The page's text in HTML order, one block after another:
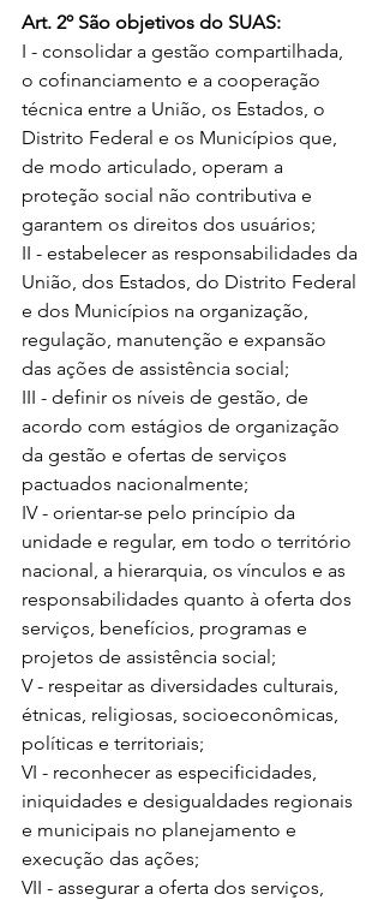
Art. 2º São objetivos do SUAS:
I - consolidar a gestão compartilhada,
o cofinanciamento e a cooperação
técnica entre a União, os Estados, o
Distrito Federal e os Municípios que,
de modo articulado, operam a
proteção social não contributiva e
garantem os direitos dos usuários;
II - estabelecer as responsabilidades da
União, dos Estados, do Distrito Federal
e dos Municípios na organização,
regulação, manutenção e expansão
das ações de assistência social;
III - definir os níveis de gestão, de
acordo com estágios de organização
da gestão e ofertas de serviços
pactuados nacionalmente;
IV - orientar-se pelo princípio da
unidade e regular, em todo o território
nacional, a hierarquia, os vínculos e as
responsabilidades quanto à oferta dos
serviços, benefícios, programas e
projetos de assistência social;
V - respeitar as diversidades culturais,
étnicas, religiosas, socioeconômicas,
políticas e territoriais;
VI - reconhecer as especificidades,
iniquidades e desigualdades regionais
e municipais no planejamento e
execução das ações;
VII - assegurar a oferta dos serviços,